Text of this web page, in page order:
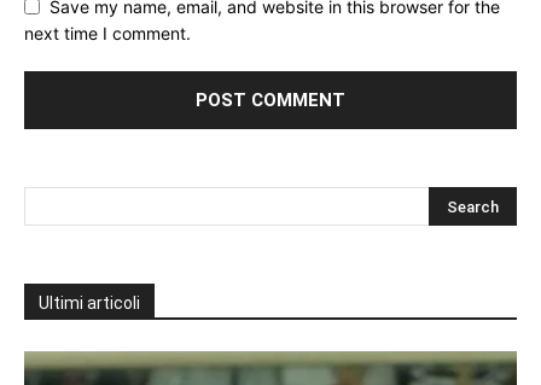
Save my name, email, and website in this browser for the
next time I comment.
Ultimi articoli